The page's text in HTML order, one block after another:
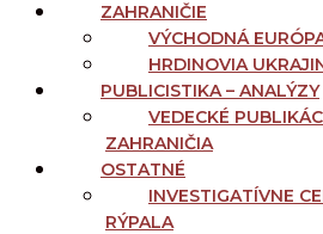
ZAHRANIČIE
VÝCHODNÁ
HRDINOVIA
PUBLICISTIKA – ANALÝZY
VEDECKÉ
ZAHRANIČIA
OSTATNÉ
INVESTIGATÍVNE
RÝPALA